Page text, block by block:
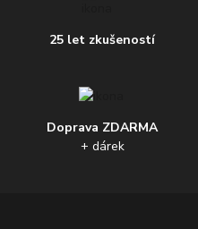
25 let zkušeností
Doprava ZDARMA
+ dárek